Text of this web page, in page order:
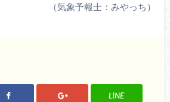
（気象予報士：みやっち）
LINE